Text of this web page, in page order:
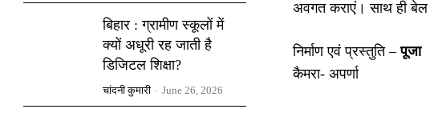
बिहार : ग्रामीण स्कूलों में
क्यों अधूरी रह जाती है
डिजिटल शिक्षा?
चांदनी कुमारी - June 26, 2026
अवगत कराएं। साथ ही
निर्माण एवं प्रस्तुति –पूजा
कैमरा- अपर्णा